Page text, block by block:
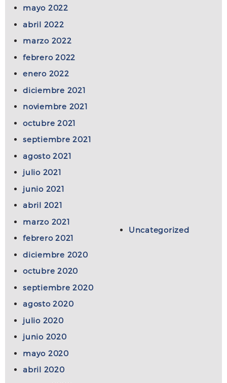
mayo 2022
abril 2022
marzo 2022
febrero 2022
enero 2022
diciembre 2021
noviembre 2021
octubre 2021
septiembre 2021
agosto 2021
julio 2021
junio 2021
abril 2021
marzo 2021
febrero 2021
diciembre 2020
octubre 2020
septiembre 2020
agosto 2020
julio 2020
junio 2020
mayo 2020
abril 2020
Uncategorized